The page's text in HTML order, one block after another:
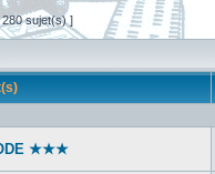
sujet(s) ]
★★★